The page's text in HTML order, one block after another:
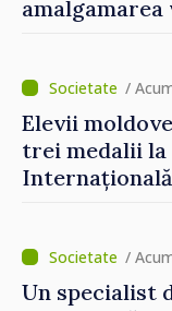
Grosu: „Este
depășim
șansă
dezvolte”
/
Elevii
trei medalii la
/
Un specialist